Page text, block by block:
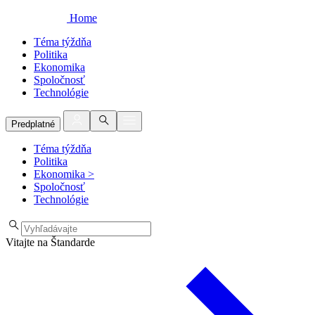
Home
Téma týždňa
Politika
Ekonomika
Spoločnosť
Technológie
Predplatné
Téma týždňa
Politika
Ekonomika >
Spoločnosť
Technológie
Vitajte na Štandarde